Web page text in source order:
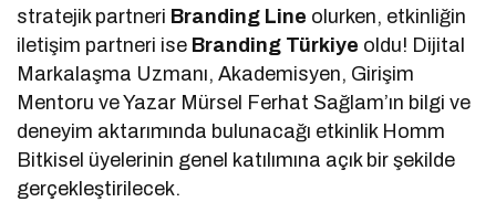
stratejik partneri Branding Line olurken, etkinliğin
iletişim partneri ise Branding Türkiye oldu! Dijital
Markalaşma Uzmanı, Akademisyen, Girişim
Mentoru ve Yazar Mürsel Ferhat Sağlam’ın bilgi ve
deneyim aktarımında bulunacağı etkinlik Homm
Bitkisel üyelerinin genel katılımına açık bir şekilde
gerçekleştirilecek.